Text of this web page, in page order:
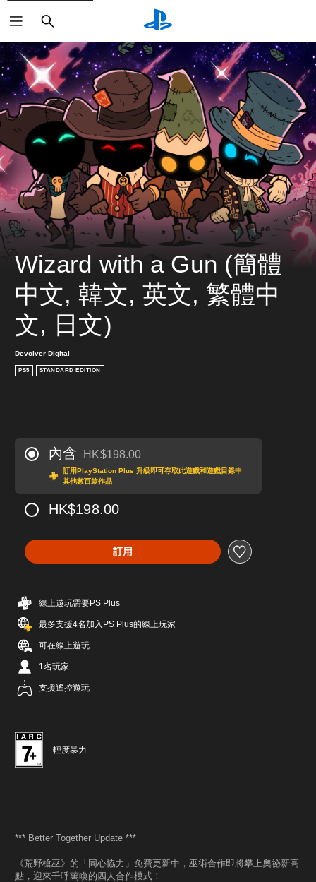
搜
尋
Wizard with a Gun (簡體
中文, 韓文, 英文, 繁體中
文, 日文)
Devolver Digital
PS5 STANDARD EDITION
內含 折扣前原價為HK$198.00
HK$198.00
訂用PlayStation Plus 升級即可存取此遊戲和遊戲目錄中
其他數百款作品
HK$198.00
訂用
線上遊玩需要PS Plus
最多支援4名加入PS Plus的線上玩家
可在線上遊玩
1名玩家
支援遙控遊玩
輕度暴力
*** Better Together Update ***
《荒野槍巫》的「同心協力」免費更新中，巫術合作即將攀上奧祕新高
點，迎來千呼萬喚的四人合作模式！